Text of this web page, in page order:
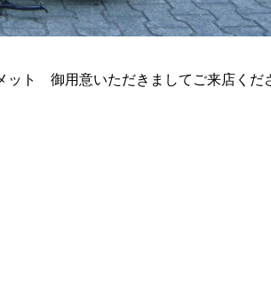
ト 御用意いただきましてご来店くだ